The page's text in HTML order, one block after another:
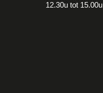
12.30u tot 15.00u